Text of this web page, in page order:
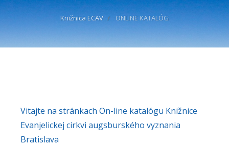
Knižnica ECAV ONLINE KATALÓG
Vitajte na stránkach On-line katalógu Knižnice
Evanjelickej cirkvi augsburského vyznania
Bratislava